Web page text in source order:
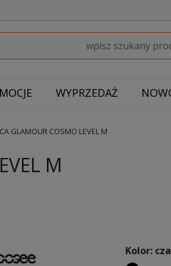
WYPRZEDAŻ
GLAMOUR COSMO LEVEL M
M
Kolor: